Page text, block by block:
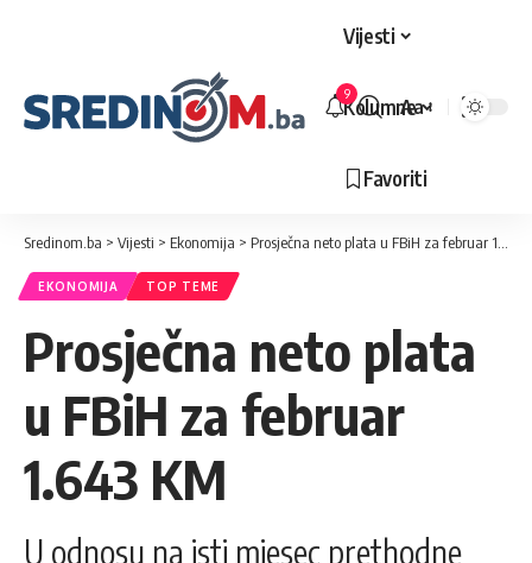
Vijesti
Kolumne
Favoriti
9
Veličina
Aa
Sredinom.ba > Vijesti > Ekonomija > Prosječna neto plata u FBiH za februar 1.643 KM
EKONOMIJA TOP TEME
Prosječna neto plata
u FBiH za februar
1.643 KM
U odnosu na isti mjesec prethodne